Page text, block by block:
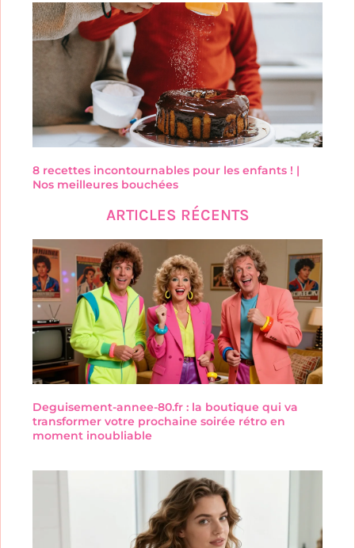
8 recettes incontournables pour les enfants ! |
Nos meilleures bouchées
ARTICLES RÉCENTS
Deguisement-annee-80.fr : la boutique qui va
transformer votre prochaine soirée rétro en
moment inoubliable